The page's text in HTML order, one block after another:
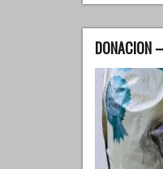
DONACION